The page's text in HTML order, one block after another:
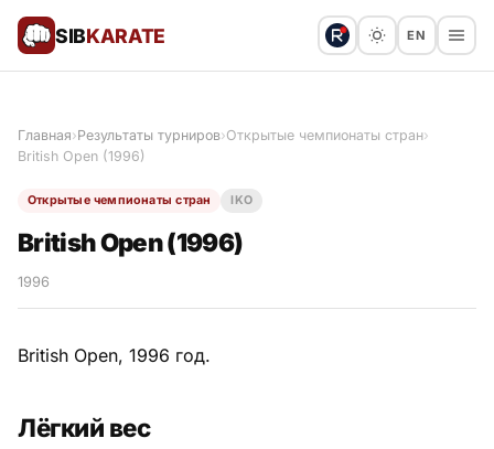
SIBKARATE EN
Все статьи
История и философия
Главная›Результаты турниров›Открытые чемпионаты стран›
British Open (1996)
Открытые чемпионаты стран IKO
British Open (1996)
1996
British Open, 1996 год.
Лёгкий вес